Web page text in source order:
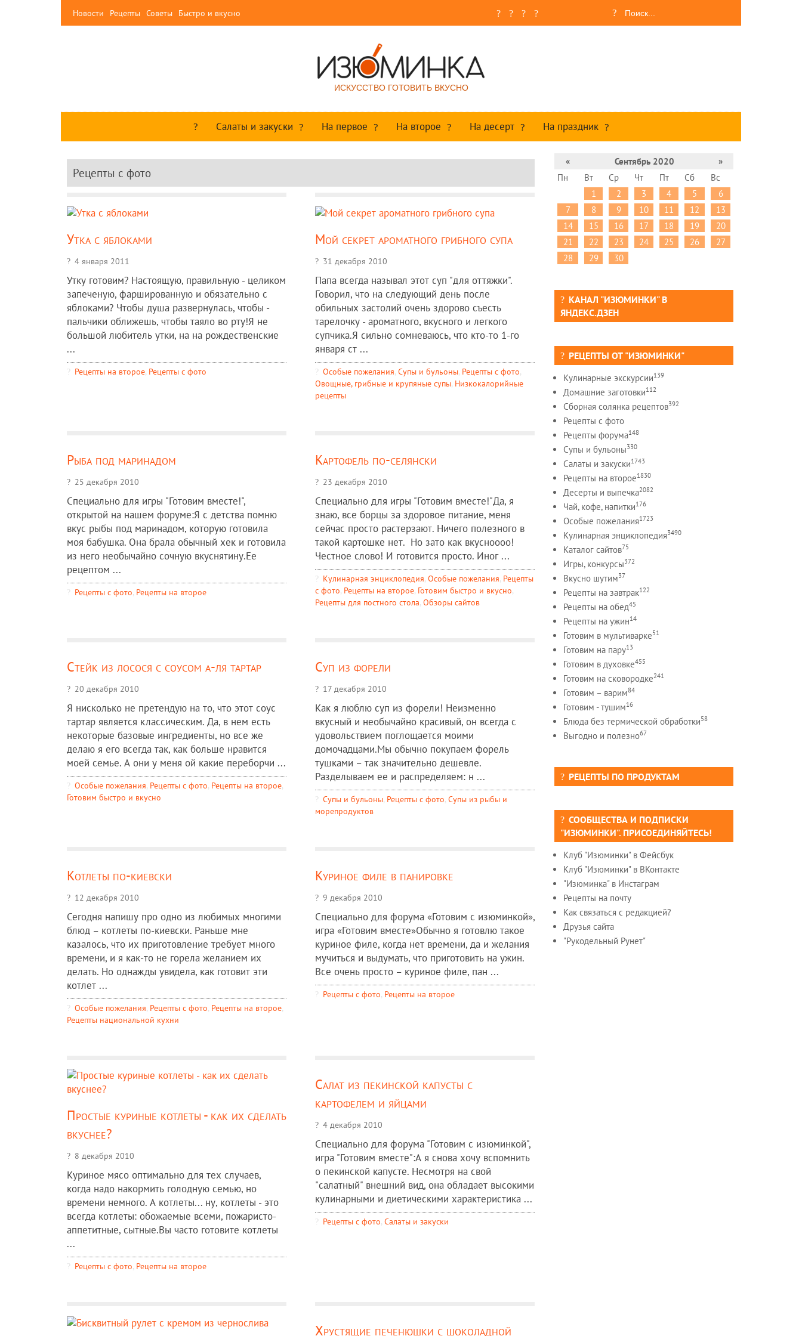
Новости Рецепты Советы Быстро и вкусно
ИСКУССТВО ГОТОВИТЬ ВКУСНО
Салаты и закуски На первое На второе На десерт На праздник
Рецепты c фото
Утка с яблоками
4 января 2011
Утку готовим? Настоящую, правильную - целиком
запеченую, фаршированную и обязательно с
яблоками? Чтобы душа развернулась, чтобы -
пальчики оближешь, чтобы таяло во рту!Я не
большой любитель утки, на на рождественские
...
Рецепты на второе, Рецепты c фото
Мой секрет ароматного грибного супа
31 декабря 2010
Папа всегда называл этот суп "для оттяжки".
Говорил, что на следующий день после
обильных застолий очень здорово съесть
тарелочку - ароматного, вкусного и легкого
супчика.Я сильно сомневаюсь, что кто-то 1-го
января ст ...
Особые пожелания, Супы и бульоны, Рецепты c фото,
Овощные, грибные и крупяные супы, Низкокалорийные
рецепты
Рыба под маринадом
25 декабря 2010
Специально для игры "Готовим вместе!",
открытой на нашем форуме:Я с детства помню
вкус рыбы под маринадом, которую готовила
моя бабушка. Она брала обычный хек и готовила
из него необычайно сочную вкуснятину.Ее
рецептом ...
Рецепты c фото, Рецепты на второе
Картофель по-селянски
23 декабря 2010
Специально для игры "Готовим вместе!"Да, я
знаю, все борцы за здоровое питание, меня
сейчас просто растерзают. Ничего полезного в
такой картошке нет. Но зато как вкусноооо!
Честное слово! И готовится просто. Иног ...
Кулинарная энциклопедия, Особые пожелания, Рецепты
c фото, Рецепты на второе, Готовим быстро и вкусно,
Рецепты для постного стола, Обзоры сайтов
Стейк из лосося с соусом а-ля тартар
20 декабря 2010
Я нисколько не претендую на то, что этот соус
тартар является классическим. Да, в нем есть
некоторые базовые ингредиенты, но все же
делаю я его всегда так, как больше нравится
моей семье. А они у меня ой какие переборчи ...
Особые пожелания, Рецепты c фото, Рецепты на второе,
Готовим быстро и вкусно
Суп из форели
17 декабря 2010
Как я люблю суп из форели! Неизменно
вкусный и необычайно красивый, он всегда с
удовольствием поглощается моими
домочадцами.Мы обычно покупаем форель
тушками – так значительно дешевле.
Разделываем ее и распределяем: н ...
Супы и бульоны, Рецепты c фото, Супы из рыбы и
морепродуктов
Котлеты по-киевски
12 декабря 2010
Сегодня напишу про одно из любимых многими
блюд – котлеты по-киевски. Раньше мне
казалось, что их приготовление требует много
времени, и я как-то не горела желанием их
делать. Но однажды увидела, как готовит эти
котлет ...
Особые пожелания, Рецепты c фото, Рецепты на второе,
Рецепты национальной кухни
Куриное филе в панировке
9 декабря 2010
Специально для форума «Готовим с изюминкой»,
игра «Готовим вместе»Обычно я готовлю такое
куриное филе, когда нет времени, да и желания
мучиться и выдумать, что приготовить на ужин.
Все очень просто – куриное филе, пан ...
Рецепты c фото, Рецепты на второе
Простые куриные котлеты - как их сделать
вкуснее?
8 декабря 2010
Куриное мясо оптимально для тех случаев,
когда надо накормить голодную семью, но
времени немного. А котлеты... ну, котлеты - это
всегда котлеты: обожаемые всеми, пожаристо-
аппетитные, сытные.Вы часто готовите котлеты
...
Рецепты c фото, Рецепты на второе
Салат из пекинской капусты с
картофелем и яйцами
4 декабря 2010
Специально для форума "Готовим с изюминкой",
игра "Готовим вместе":А я снова хочу вспомнить
о пекинской капусте. Несмотря на свой
"салатный" внешний вид, она обладает высокими
кулинарными и диетическими характеристика ...
Рецепты c фото, Салаты и закуски
Хрустящие печенюшки с шоколадной
« Сентябрь 2020
»
Пн
Вт Ср Чт Пт Сб
Вс
1
2 3 4 5
6
7
8 9 10 11 12
13
14
15 16 17 18 19
20
21
22 23 24 25 26
27
28
29 30
КАНАЛ "ИЗЮМИНКИ" В
ЯНДЕКС.ДЗЕН
РЕЦЕПТЫ ОТ "ИЗЮМИНКИ"
Кулинарные экскурсии139
Домашние заготовки112
Сборная солянка рецептов392
Рецепты c фото
Рецепты форума148
Супы и бульоны330
Салаты и закуски1743
Рецепты на второе1830
Десерты и выпечка2082
Чай, кофе, напитки176
Особые пожелания1723
Кулинарная энциклопедия3490
Каталог сайтов75
Игры, конкурсы372
Вкусно шутим37
Рецепты на завтрак122
Рецепты на обед45
Рецепты на ужин14
Готовим в мультиварке51
Готовим на пару13
Готовим в духовке455
Готовим на сковородке241
Готовим – варим84
Готовим - тушим16
Блюда без термической обработки58
Выгодно и полезно67
РЕЦЕПТЫ ПО ПРОДУКТАМ
СООБЩЕСТВА И ПОДПИСКИ
"ИЗЮМИНКИ". ПРИСОЕДИНЯЙТЕСЬ!
Клуб "Изюминки" в Фейсбук
Клуб "Изюминки" в ВКонтакте
"Изюминка" в Инстаграм
Рецепты на почту
Как связаться с редакцией?
Друзья сайта
"Рукодельный Рунет"